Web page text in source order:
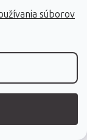
súborov
19,90 €
24h)